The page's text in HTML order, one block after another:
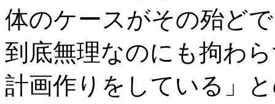
体のケースがその殆ど
到底無理なのにも拘わ
計画作りをしている」